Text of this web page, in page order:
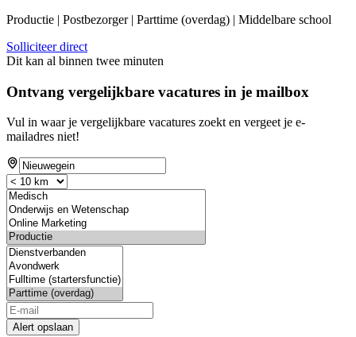
Productie | Postbezorger | Parttime (overdag) | Middelbare school
Solliciteer direct
Dit kan al binnen twee minuten
Ontvang vergelijkbare vacatures in je mailbox
Vul in waar je vergelijkbare vacatures zoekt en vergeet je e-
mailadres niet!
Alert opslaan